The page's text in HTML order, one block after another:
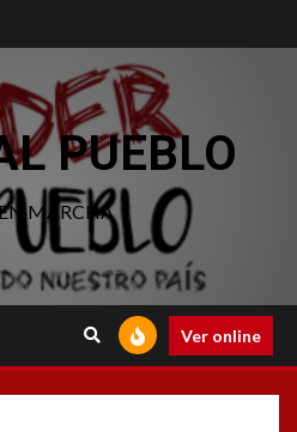
PUEBLO
MARCHA
Ver online